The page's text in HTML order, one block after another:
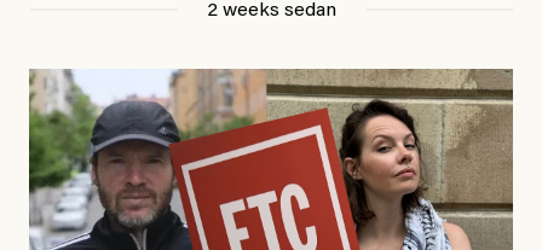
2 weeks sedan